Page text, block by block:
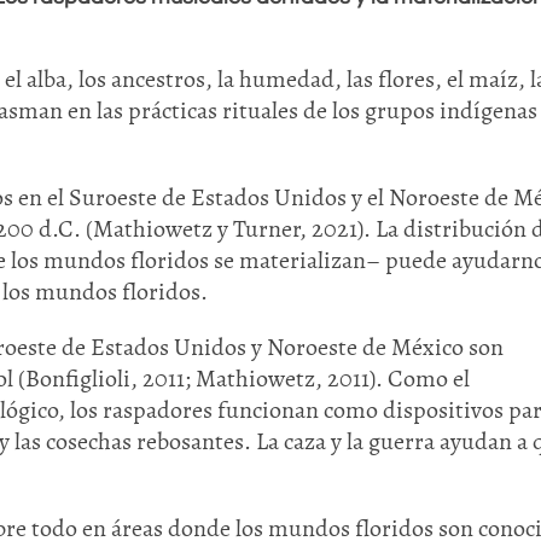
alba, los ancestros, la humedad, las flores, el maíz,
en las prácticas rituales de los grupos
el Suroeste de Estados Unidos y el Noroeste de
d.C. (Mathiowetz y Turner, 2021). La distribución
los mundos floridos se materializan– puede
mundos floridos.
de Estados Unidos y Noroeste de México son
(Bonfiglioli, 2011; Mathiowetz, 2011). Como el
los raspadores funcionan como dispositivos
cosechas rebosantes. La caza y la guerra ayudan a
todo en áreas donde los mundos floridos son